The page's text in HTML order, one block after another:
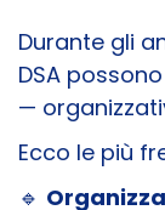
Durante gli
DSA
—
Ecco le più
🔹